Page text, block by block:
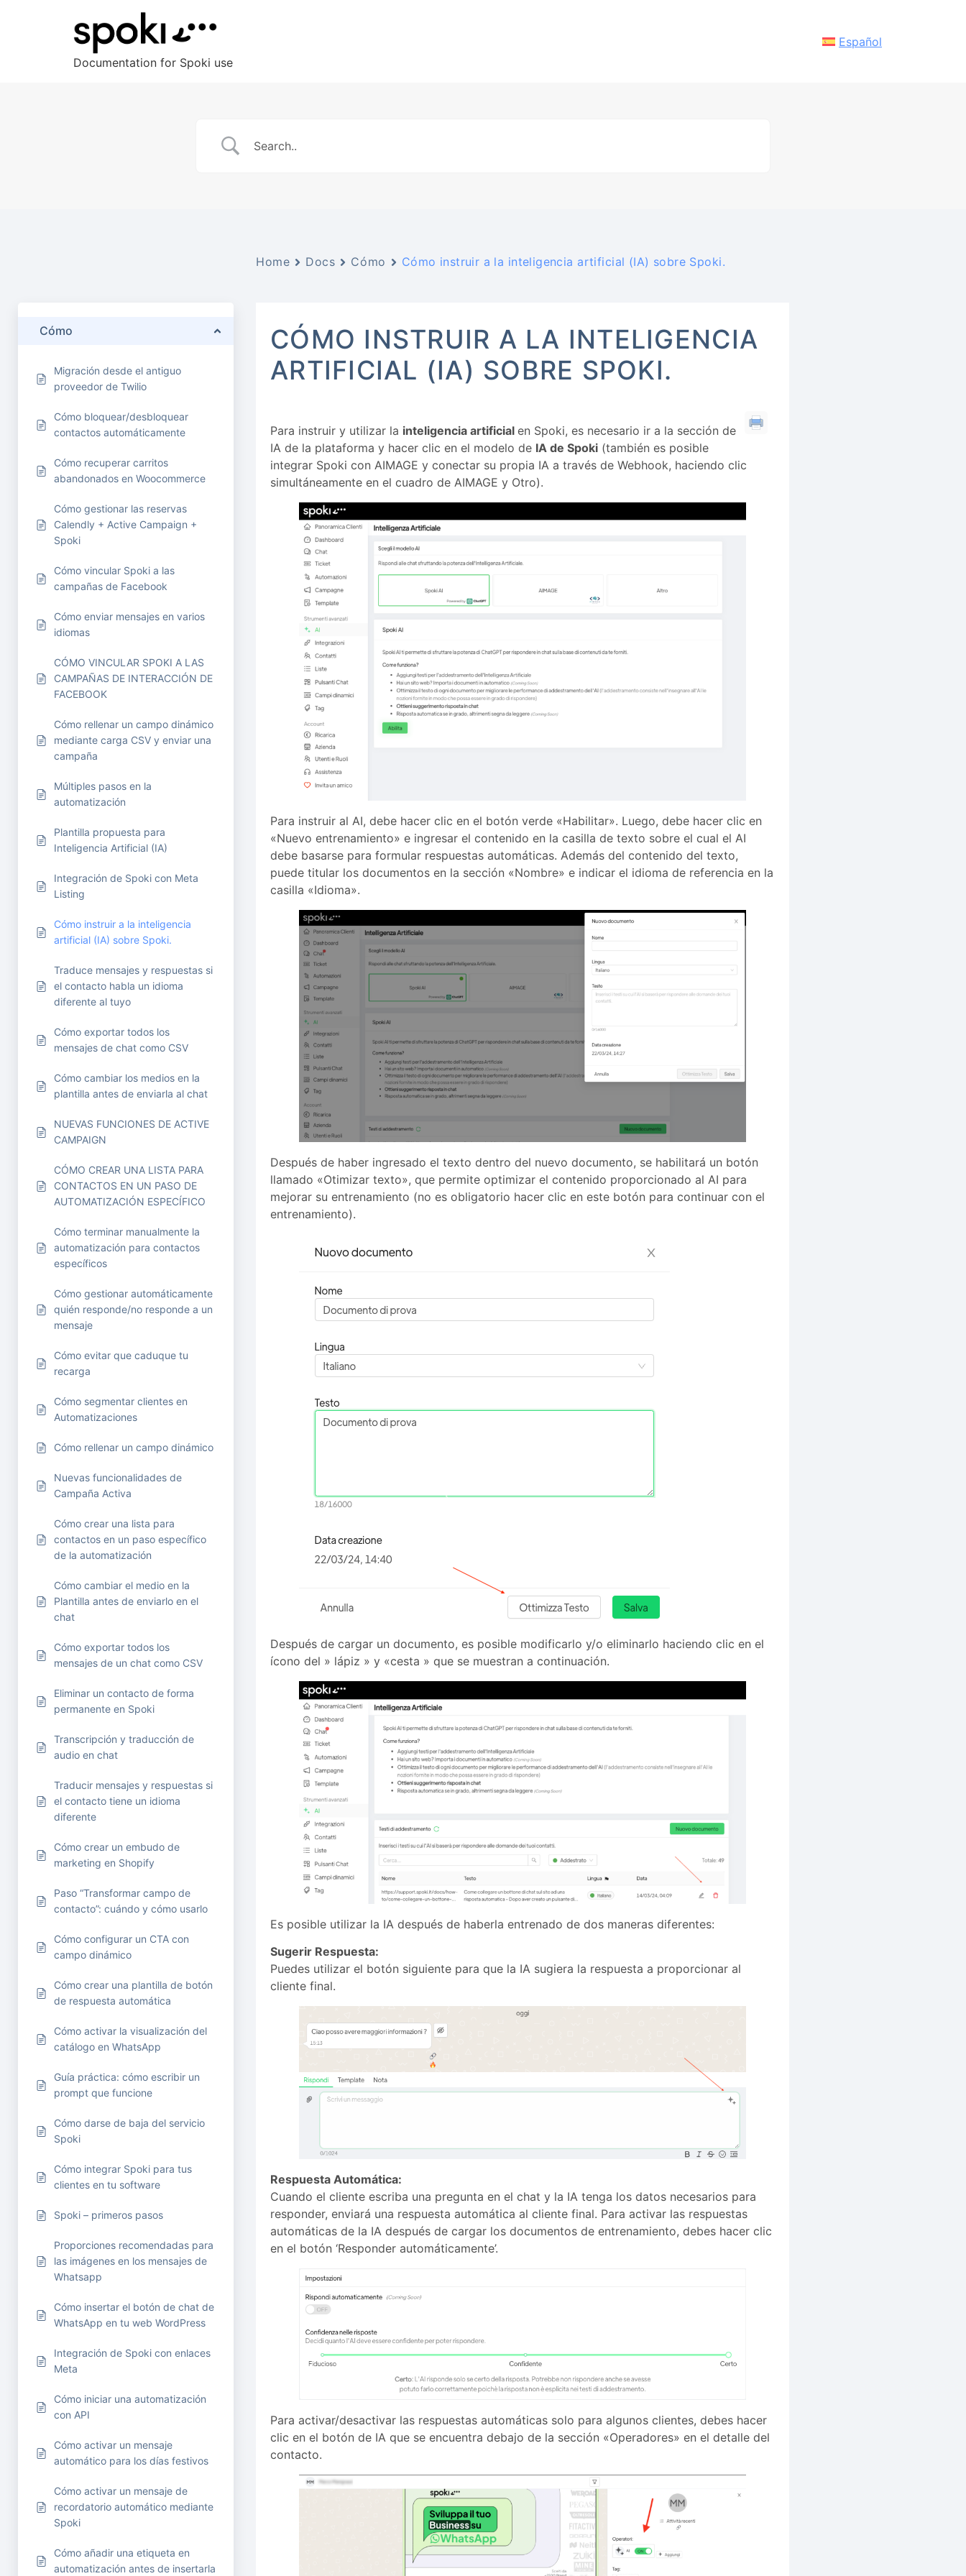
Documentation for Spoki use
Español
Cómo
Migración desde el antiguo
proveedor de Twilio
Cómo bloquear/desbloquear
contactos automáticamente
Cómo recuperar carritos
abandonados en Woocommerce
Cómo gestionar las reservas
Calendly + Active Campaign +
Spoki
Cómo vincular Spoki a las
campañas de Facebook
Cómo enviar mensajes en varios
idiomas
CÓMO VINCULAR SPOKI A LAS
CAMPAÑAS DE INTERACCIÓN DE
FACEBOOK
Cómo rellenar un campo dinámico
mediante carga CSV y enviar una
campaña
Múltiples pasos en la
automatización
Plantilla propuesta para
Inteligencia Artificial (IA)
Integración de Spoki con Meta
Listing
Cómo instruir a la inteligencia
artificial (IA) sobre Spoki.
Traduce mensajes y respuestas si
el contacto habla un idioma
diferente al tuyo
Cómo exportar todos los
mensajes de chat como CSV
Cómo cambiar los medios en la
plantilla antes de enviarla al chat
NUEVAS FUNCIONES DE ACTIVE
CAMPAIGN
CÓMO CREAR UNA LISTA PARA
CONTACTOS EN UN PASO DE
AUTOMATIZACIÓN ESPECÍFICO
Cómo terminar manualmente la
automatización para contactos
específicos
Cómo gestionar automáticamente
quién responde/no responde a un
mensaje
Cómo evitar que caduque tu
recarga
Cómo segmentar clientes en
Automatizaciones
Cómo rellenar un campo dinámico
Nuevas funcionalidades de
Campaña Activa
Cómo crear una lista para
contactos en un paso específico
de la automatización
Cómo cambiar el medio en la
Plantilla antes de enviarlo en el
chat
Cómo exportar todos los
mensajes de un chat como CSV
Eliminar un contacto de forma
permanente en Spoki
Transcripción y traducción de
audio en chat
Traducir mensajes y respuestas si
el contacto tiene un idioma
diferente
Cómo crear un embudo de
marketing en Shopify
Paso “Transformar campo de
contacto”: cuándo y cómo usarlo
Cómo configurar un CTA con
campo dinámico
Cómo crear una plantilla de botón
de respuesta automática
Cómo activar la visualización del
catálogo en WhatsApp
Guía práctica: cómo escribir un
prompt que funcione
Cómo darse de baja del servicio
Spoki
Cómo integrar Spoki para tus
clientes en tu software
Spoki – primeros pasos
Proporciones recomendadas para
las imágenes en los mensajes de
Whatsapp
Cómo insertar el botón de chat de
WhatsApp en tu web WordPress
Integración de Spoki con enlaces
Meta
Cómo iniciar una automatización
con API
Cómo activar un mensaje
automático para los días festivos
Cómo activar un mensaje de
recordatorio automático mediante
Spoki
Cómo añadir una etiqueta en
automatización antes de insertarla
Home Docs Cómo Cómo instruir a la inteligencia artificial (IA) sobre Spoki.
CÓMO INSTRUIR A LA INTELIGENCIA
ARTIFICIAL (IA) SOBRE SPOKI.
Para instruir y utilizar la inteligencia artificial en Spoki, es necesario ir a la sección de
IA de la plataforma y hacer clic en el modelo de IA de Spoki(también es posible
integrar Spoki con AIMAGE y conectar su propia IA a través de Webhook, haciendo clic
simultáneamente en el cuadro de AIMAGE y Otro).
Para instruir al AI, debe hacer clic en el botón verde «Habilitar». Luego, debe hacer clic en
«Nuevo entrenamiento» e ingresar el contenido en la casilla de texto sobre el cual el AI
debe basarse para formular respuestas automáticas. Además del contenido del texto,
puede titular los documentos en la sección «Nombre» e indicar el idioma de referencia en la
casilla «Idioma».
Después de haber ingresado el texto dentro del nuevo documento, se habilitará un botón
llamado «Otimizar texto», que permite optimizar el contenido proporcionado al AI para
mejorar su entrenamiento (no es obligatorio hacer clic en este botón para continuar con el
entrenamiento).
Después de cargar un documento, es posible modificarlo y/o eliminarlo haciendo clic en el
ícono del » lápiz » y «cesta » que se muestran a continuación.
Es posible utilizar la IA después de haberla entrenado de dos maneras diferentes:
Sugerir Respuesta:
Puedes utilizar el botón siguiente para que la IA sugiera la respuesta a proporcionar al
cliente final.
Respuesta Automática:
Cuando el cliente escriba una pregunta en el chat y la IA tenga los datos necesarios para
responder, enviará una respuesta automática al cliente final. Para activar las respuestas
automáticas de la IA después de cargar los documentos de entrenamiento, debes hacer clic
en el botón ‘Responder automáticamente’.
Para activar/desactivar las respuestas automáticas solo para algunos clientes, debes hacer
clic en el botón de IA que se encuentra debajo de la sección «Operadores» en el detalle del
contacto.